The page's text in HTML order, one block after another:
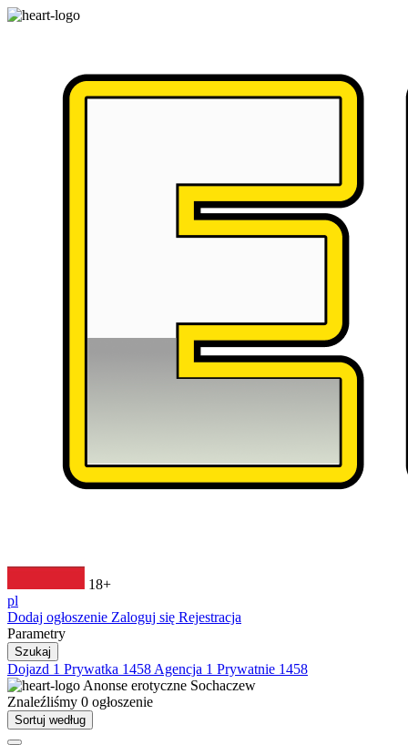
18+
pl
Dodaj ogłoszenie Zaloguj się Rejestracja
Parametry
Szukaj
Dojazd 1 Prywatka 1458 Agencja 1 Prywatnie 1458
Anonse erotyczne Sochaczew
Znaleźliśmy 0 ogłoszenie
Sortuj według